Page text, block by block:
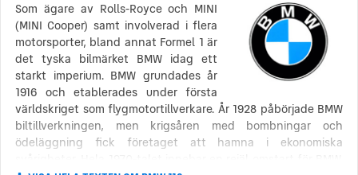
Som ägare av Rolls-Royce och MINI
(MINI Cooper) samt involverad i flera
motorsporter, bland annat Formel 1 är
det tyska bilmärket BMW idag ett
starkt imperium. BMW grundades år
1916 och etablerades under första
världskriget som flygmotortillverkare. År 1928 påbörjade BMW
biltillverkningen, men krigsåren med bombningar och
ödeläggning fick företaget att hamna i ekonomiska